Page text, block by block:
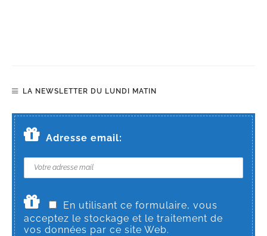
LA NEWSLETTER DU LUNDI MATIN
Adresse email:
En utilisant ce formulaire, vous
acceptez le stockage et le traitement de
vos données par ce site Web.